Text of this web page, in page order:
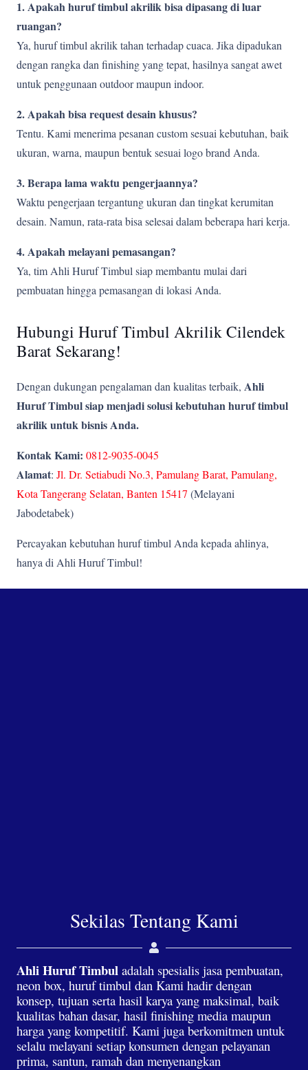
1. Apakah huruf timbul akrilik bisa dipasang di luar
ruangan?
Ya, huruf timbul akrilik tahan terhadap cuaca. Jika dipadukan
dengan rangka dan finishing yang tepat, hasilnya sangat awet
untuk penggunaan outdoor maupun indoor.
2. Apakah bisa request desain khusus?
Tentu. Kami menerima pesanan custom sesuai kebutuhan, baik
ukuran, warna, maupun bentuk sesuai logo brand Anda.
3. Berapa lama waktu pengerjaannya?
Waktu pengerjaan tergantung ukuran dan tingkat kerumitan
desain. Namun, rata-rata bisa selesai dalam beberapa hari kerja.
4. Apakah melayani pemasangan?
Ya, tim Ahli Huruf Timbul siap membantu mulai dari
pembuatan hingga pemasangan di lokasi Anda.
Hubungi Huruf Timbul Akrilik Cilendek
Barat Sekarang!
Dengan dukungan pengalaman dan kualitas terbaik, Ahli
Huruf Timbul siap menjadi solusi kebutuhan huruf timbul
akrilik untuk bisnis Anda.
Kontak Kami: 0812-9035-0045
Alamat: Jl. Dr. Setiabudi No.3, Pamulang Barat, Pamulang,
Kota Tangerang Selatan, Banten 15417 (Melayani
Jabodetabek)
Percayakan kebutuhan huruf timbul Anda kepada ahlinya,
hanya di Ahli Huruf Timbul!
Sekilas Tentang Kami
Ahli Huruf Timbul adalah spesialis jasa pembuatan,
neon box, huruf timbul dan Kami hadir dengan
konsep, tujuan serta hasil karya yang maksimal, baik
kualitas bahan dasar, hasil finishing media maupun
harga yang kompetitif. Kami juga berkomitmen untuk
selalu melayani setiap konsumen dengan pelayanan
prima, santun, ramah dan menyenangkan